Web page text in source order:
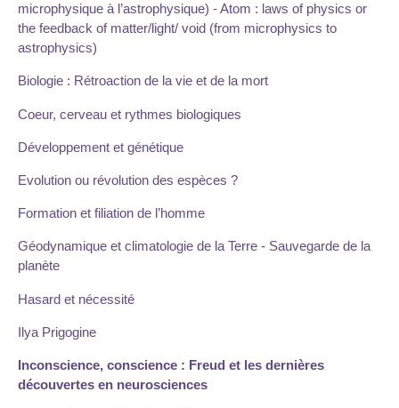
microphysique à l’astrophysique) - Atom : laws of physics or
the feedback of matter/light/ void (from microphysics to
astrophysics)
Biologie : Rétroaction de la vie et de la mort
Coeur, cerveau et rythmes biologiques
Développement et génétique
Evolution ou révolution des espèces ?
Formation et filiation de l’homme
Géodynamique et climatologie de la Terre - Sauvegarde de la
planète
Hasard et nécessité
Ilya Prigogine
Inconscience, conscience : Freud et les dernières
découvertes en neurosciences